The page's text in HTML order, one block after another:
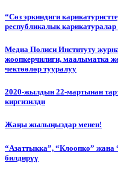
“Сөз эркиндиги
республикалык
Медиа Полиси Институту
жоопкерчилиги, маалыматка
чектөөлөр тууралуу
2020-жылдын 22-мартынан
киргизилди
Жаңы жылыңыздар менен!
“Азаттыкка”, “Клоопко”
билдирүү